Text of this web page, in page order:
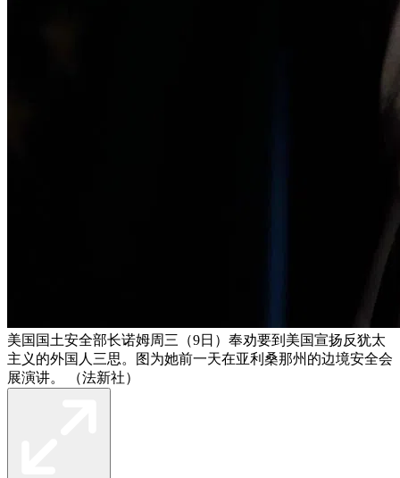
美国国土安全部长诺姆周三（9日）奉劝要到美国宣扬反犹太
主义的外国人三思。图为她前一天在亚利桑那州的边境安全会
展演讲。 （法新社）